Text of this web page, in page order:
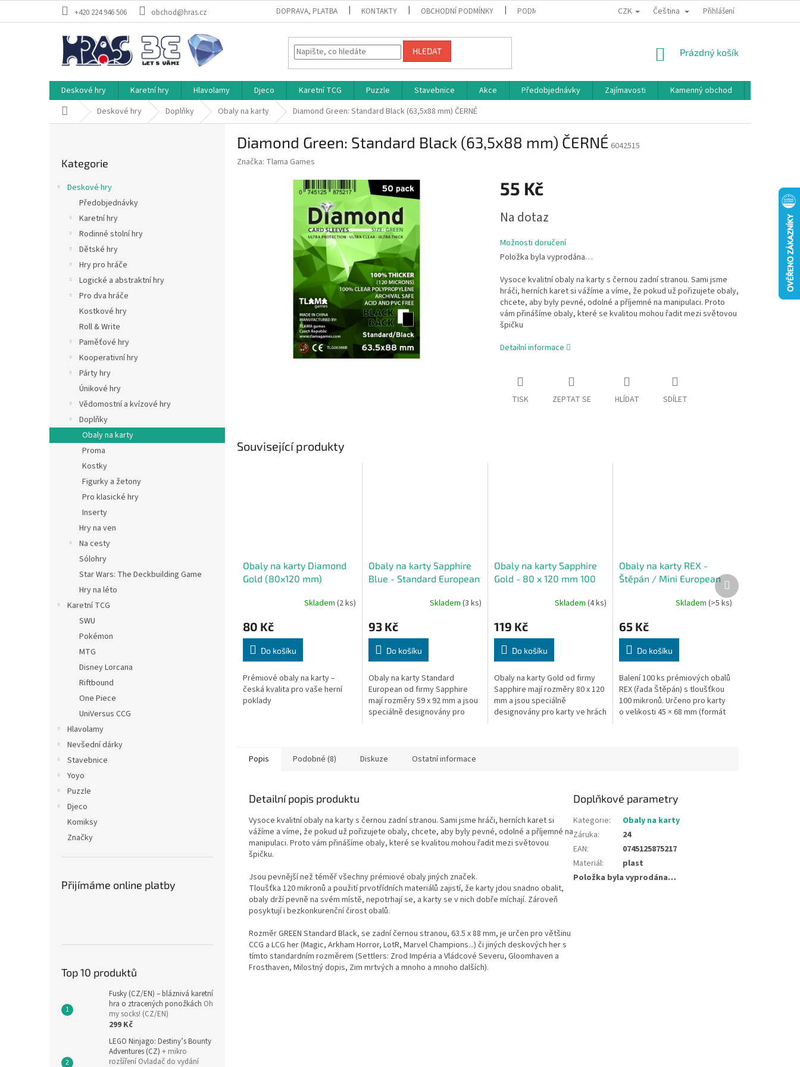
+420 224 946 506 obchod@hras.cz DOPRAVA, PLATBA KONTAKTY OBCHODNÍ PODMÍNKY PODMÍNKY OCHRANY OSOBNÍCH ÚDAJŮ BONUSOVÝ PROGRAM
CZK Čeština Přihlášení
HLEDAT
NÁKUPNÍ
Prázdný košík
Deskové hry Karetní hry Hlavolamy Djeco Karetní TCG Puzzle Stavebnice Akce Předobjednávky Zajímavosti Kamenný obchod
Domů Deskové hry Doplňky Obaly na karty Diamond Green: Standard Black (63,5x88 mm) ČERNÉ
kategorie
Kategorie
Deskové hry
Předobjednávky
Karetní hry
Rodinné stolní hry
Dětské hry
Hry pro hráče
Logické a abstraktní hry
Pro dva hráče
Kostkové hry
Roll & Write
Paměťové hry
Kooperativní hry
Párty hry
Únikové hry
Vědomostní a kvízové hry
Doplňky
Obaly na karty
Proma
Kostky
Figurky a žetony
Pro klasické hry
Inserty
Hry na ven
Na cesty
Sólohry
Star Wars: The Deckbuilding Game
Hry na léto
Karetní TCG
SWU
Pokémon
MTG
Disney Lorcana
Riftbound
One Piece
UniVersus CCG
Hlavolamy
Nevšední dárky
Stavebnice
Yoyo
Puzzle
Djeco
Komiksy
Značky
Přijímáme online platby
Top 10 produktů
Fusky (CZ/EN) – bláznivá karetní
hra o ztracených ponožkách Oh
my socks! (CZ/EN)
299 Kč
LEGO Ninjago: Destiny’s Bounty
Adventures (CZ) + mikro
rozšíření Ovladač do vydání
Diamond Green: Standard Black (63,5x88 mm) ČERNÉ 6042515
Značka: Tlama Games
55 Kč
cena:
Na dotaz
Možnosti doručení
Položka byla vyprodána…
Vysoce kvalitní obaly na karty s černou zadní stranou. Sami jsme
hráči, herních karet si vážíme a víme, že pokud už pořizujete obaly,
chcete, aby byly pevné, odolné a příjemné na manipulaci. Proto
vám přinášíme obaly, které se kvalitou mohou řadit mezi světovou
špičku
Detailní informace
TISK ZEPTAT SE HLÍDAT SDÍLET
Související produkty
Obaly na karty Diamond
Gold (80x120 mm)
Skladem (2 ks)
80 Kč
Do košíku
Prémiové obaly na karty –
česká kvalita pro vaše herní
poklady
Obaly na karty Sapphire
Blue - Standard European
Skladem (3 ks)
93 Kč
Do košíku
Obaly na karty Standard
European od firmy Sapphire
mají rozměry 59 x 92 mm a jsou
speciálně designovány pro
Obaly na karty Sapphire
Gold - 80 x 120 mm 100
Skladem(4 ks)
119 Kč
Do košíku
Obaly na karty Gold od firmy
Sapphire mají rozměry 80 x 120
mm a jsou speciálně
designovány pro karty ve hrách
Obaly na karty REX -
Štěpán / Mini European
Skladem (>5 ks)
65 Kč
Do košíku
Balení 100 ks prémiových obalů
REX (řada Štěpán) s tloušťkou
100 mikronů. Určeno pro karty
o velikosti 45 × 68 mm (formát
Další
produkt
Popis Podobné (8) Diskuze Ostatní informace
Detailní popis produktu
Vysoce kvalitní obaly na karty s černou zadní stranou. Sami jsme hráči, herních karet si
vážíme a víme, že pokud už pořizujete obaly, chcete, aby byly pevné, odolné a příjemné na
manipulaci. Proto vám přinášíme obaly, které se kvalitou mohou řadit mezi světovou
špičku.
Jsou pevnější než téměř všechny prémiové obaly jiných značek.
Tloušťka 120 mikronů a použití prvotřídních materiálů zajistí, že karty jdou snadno obalit,
obaly drží pevně na svém místě, nepotrhají se, a karty se v nich dobře míchají. Zároveň
posyktují i bezkonkurenční čirost obalů.
Rozměr GREEN Standard Black, se zadní černou stranou, 63.5 x 88 mm, je určen pro většinu
CCG a LCG her (Magic, Arkham Horror, LotR, Marvel Champions...) či jiných deskových her s
tímto standardním rozměrem (Settlers: Zrod Impéria a Vládcové Severu, Gloomhaven a
Frosthaven, Milostný dopis, Zim mrtvých a mnoho a mnoho dalších).
Doplňkové parametry
Kategorie:
Obaly na karty
Záruka:
24
EAN:
0745125875217
Materiál:
plast
Položka byla vyprodána…